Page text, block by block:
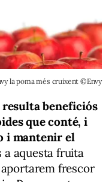
la poma més cruixent ©Envy
resulta beneficiós
que conté, i
i mantenir el
a aquesta fruita
frescor